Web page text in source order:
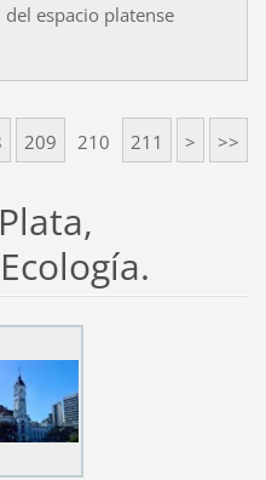
espacio platense
209 210 211 > >>